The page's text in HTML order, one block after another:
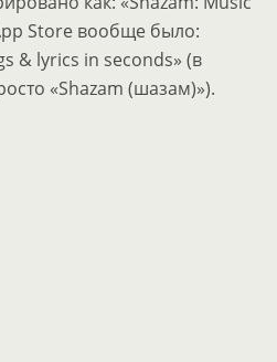
Store вообще было:
& lyrics in seconds» (в
«Shazam (шазам)»).